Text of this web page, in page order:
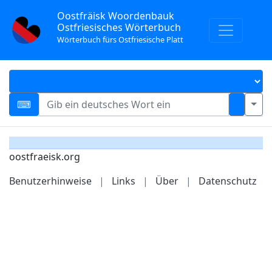
Oostfräisk Woordenbauk
Ostfriesisches Wörterbuch
Wörterbuch fürs Ostfriesische Platt
oostfraeisk.org
Benutzerhinweise
| Links | Über | Datenschutz